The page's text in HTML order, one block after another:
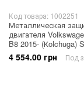
Код товара: 1002251
Металлическая
двигателя
B8 2015- (Кolchuga)
4 554.00 грн Под